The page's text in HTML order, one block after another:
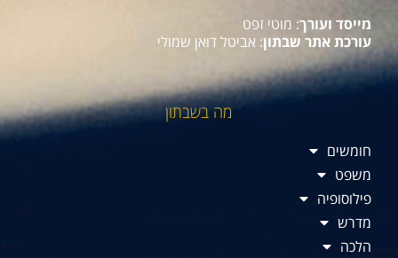
מייסד ועורך: מוטי זפט
עורכת אתר שבתון: אביטל דואן שמולי
מה בשבתון
חומשים
משפט
פילוסופיה
מדרש
הלכה